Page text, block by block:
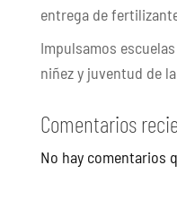
entrega de
Impulsamos
niñez y juventud de
Comentarios
No hay comentarios